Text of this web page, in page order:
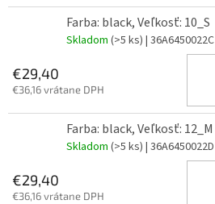
Farba: black, Veľkosť: 10_S
Skladom (>5 ks) | 36A6450022C
€29,40
€36,16 vrátane DPH
Farba: black, Veľkosť: 12_M
Skladom (>5 ks) | 36A6450022D
€29,40
€36,16 vrátane DPH